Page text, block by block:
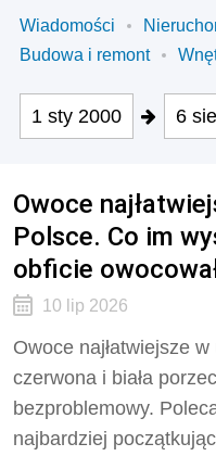
Wiadomości
Budowa i remont
1 sty 2000 6
Owoce
Polsce. Co im
obficie
10 lip 2026
Owoce najłatwiejsze
czerwona i biała
bezproblemowy.
najbardziej